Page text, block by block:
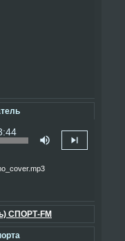
volume_up skip_next
СПОРТ-FM